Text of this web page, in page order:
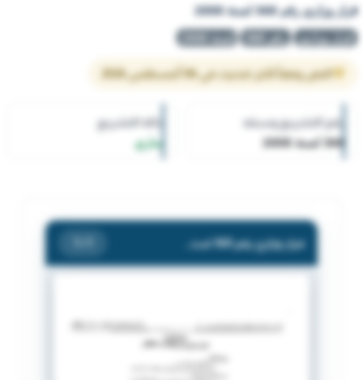
قرار وزاري رقم 368 لسنة 2008
قرار وزاري رقم 368 لسنة 2008
النص وفقاً لآخر تحديث في 06 أغسطس 2026
رقم التشريع وسنته
368 لسنة 2008
حالة التشريع
ساري